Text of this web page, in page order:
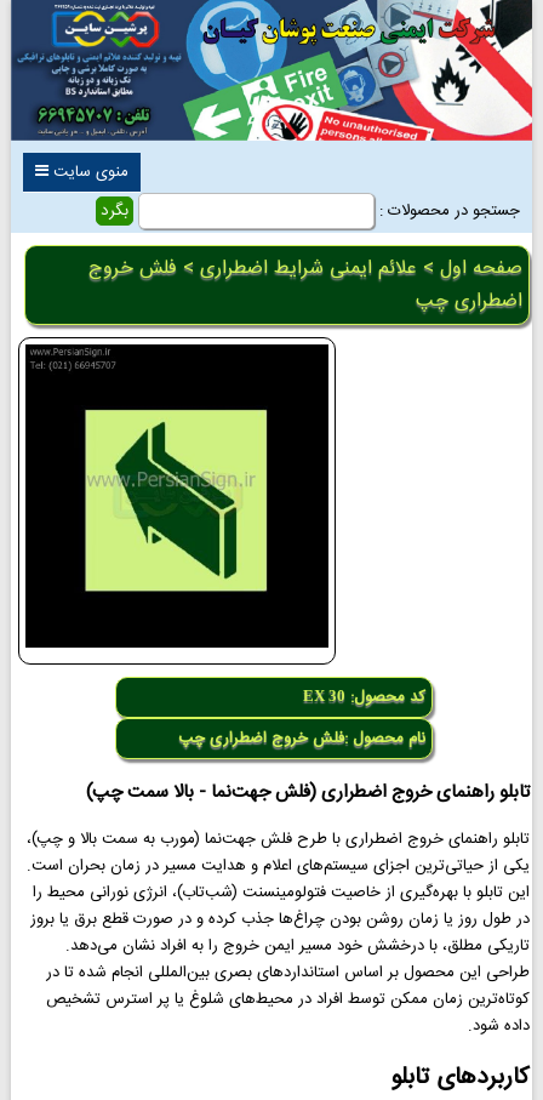
منوی سایت
جستجو در محصولات :
صفحه اول > علائم ایمنی شرایط اضطراری > فلش خروج
اضطراری چپ
کد محصول: EX 30
نام محصول :فلش خروج اضطراری چپ
تابلو راهنمای خروج اضطراری (فلش جهت‌نما - بالا سمت چپ)
تابلو راهنمای خروج اضطراری با طرح فلش جهت‌نما (مورب به سمت بالا و چپ)،
یکی از حیاتی‌ترین اجزای سیستم‌های اعلام و هدایت مسیر در زمان بحران است.
این تابلو با بهره‌گیری از خاصیت فتولومینسنت (شب‌تاب)، انرژی نورانی محیط را
در طول روز یا زمان روشن بودن چراغ‌ها جذب کرده و در صورت قطع برق یا بروز
تاریکی مطلق، با درخشش خود مسیر ایمن خروج را به افراد نشان می‌دهد.
طراحی این محصول بر اساس استانداردهای بصری بین‌المللی انجام شده تا در
کوتاه‌ترین زمان ممکن توسط افراد در محیط‌های شلوغ یا پر استرس تشخیص
داده شود.
کاربردهای تابلو